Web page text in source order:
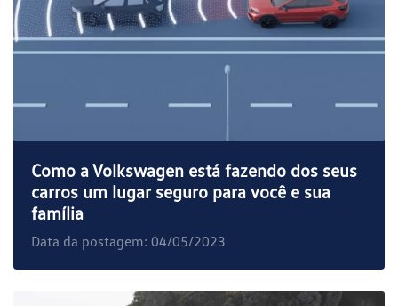
Como a Volkswagen está fazendo dos seus
carros um lugar seguro para você e sua
família
Data da postagem: 04/05/2023